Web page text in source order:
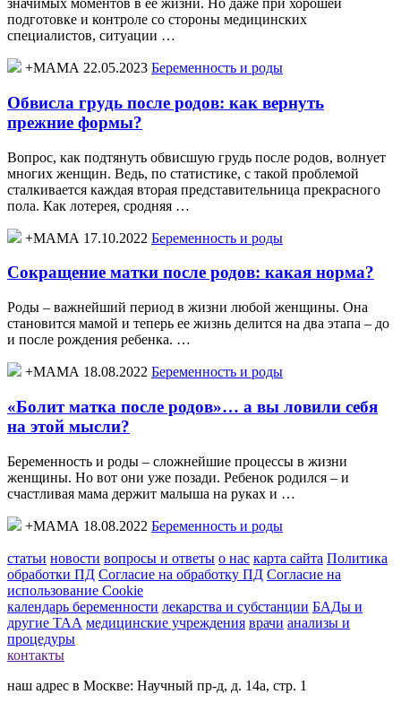
значимых моментов в ее жизни. Но даже при хорошей
подготовке и контроле со стороны медицинских
специалистов, ситуации …
+МАМА 22.05.2023 Беременность и роды
Обвисла грудь после родов: как вернуть
прежние формы?
Вопрос, как подтянуть обвисшую грудь после родов, волнует
многих женщин. Ведь, по статистике, с такой проблемой
сталкивается каждая вторая представительница прекрасного
пола. Как лотерея, сродняя …
+МАМА 17.10.2022 Беременность и роды
Сокращение матки после родов: какая норма?
Роды – важнейший период в жизни любой женщины. Она
становится мамой и теперь ее жизнь делится на два этапа – до
и после рождения ребенка. …
+МАМА 18.08.2022 Беременность и роды
«Болит матка после родов»… а вы ловили себя
на этой мысли?
Беременность и роды – сложнейшие процессы в жизни
женщины. Но вот они уже позади. Ребенок родился – и
счастливая мама держит малыша на руках и …
+МАМА 18.08.2022 Беременность и роды
статьи новости вопросы и ответы о нас карта сайта Политика
обработки ПД Согласие на обработку ПД Согласие на
использование Cookie
календарь беременности лекарства и субстанции БАДы и
другие ТАА медицинские учреждения врачи анализы и
процедуры
контакты
наш адрес в Москве: Научный пр-д, д. 14а, стр. 1